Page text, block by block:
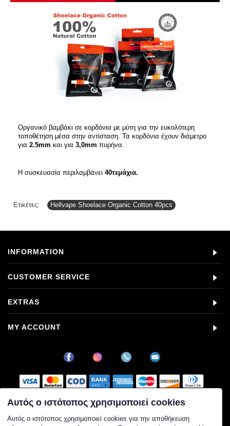
Οργανικό βαμβάκι σε κορδόνια με μύτη για την ευκολότερη
τοποθέτηση μέσα στην αντίσταση. Τα κορδόνια έχουν διάμετρο
για 2.5mm και για 3,0mm πυρήνα.
Η συσκευασία περιλαμβάνει 40τεμάχια.
Ετικέτες: Hellvape Shoelace Organic Cotton 40pcs
INFORMATION
CUSTOMER SERVICE
EXTRAS
MY ACCOUNT
Στοιχεία εταιρείας
Αυτός ο ιστότοπος χρησιμοποιεί cookies
Αυτός ο ιστότοπος χρησιμοποιεί cookies για την αποθήκευση